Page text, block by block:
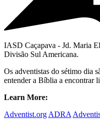
IASD Caçapava - Jd. Maria
Divisão Sul Americana.
Os adventistas do sétimo dia
entender a Bíblia a encontrar
Learn More:
Adventist.org ADRA